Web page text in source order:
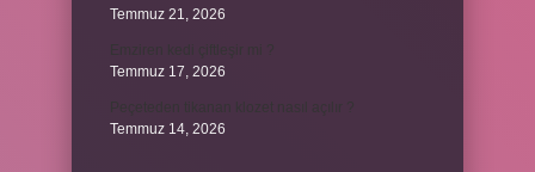
Temmuz 21, 2026
Temmuz 17, 2026
Temmuz 14, 2026